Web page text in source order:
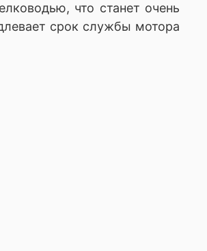
что станет очень
срок службы мотора